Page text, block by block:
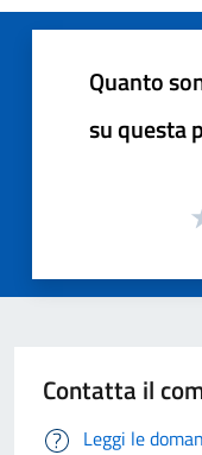
Quanto
su questa
Contatta il
Leggi le